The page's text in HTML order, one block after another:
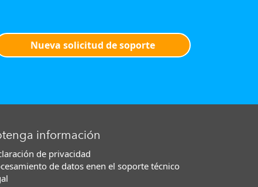
Nueva solicitud de soporte
información
de privacidad
de datos enen el soporte técnico